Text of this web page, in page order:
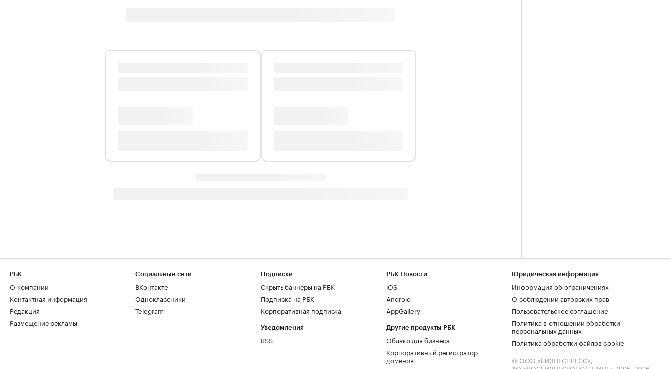
РБК
О компании
Контактная информация
Редакция
Размещение рекламы
Социальные сети
ВКонтакте
Одноклассники
Telegram
Подписки
Скрыть баннеры на РБК
Подписка на РБК
Корпоративная подписка
Уведомления
RSS
РБК Новости
iOS
Android
AppGallery
Другие продукты РБК
Облако для бизнеса
Корпоративный регистратор
доменов
Юридическая информация
Информация об ограничениях
О соблюдении авторских прав
Пользовательское соглашение
Политика в отношении обработки
персональных данных
Политика обработки файлов cookie
© ООО «БИЗНЕСПРЕСС»,